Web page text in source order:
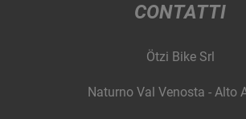
CONTATTI
Ötzi Bike Srl
Naturno Val Venosta - Alto